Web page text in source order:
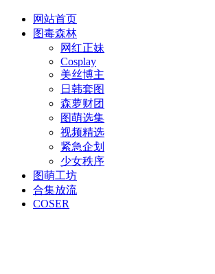
网站首页
图毒森林
网红正妹
Cosplay
美丝博主
日韩套图
森萝财团
图萌选集
视频精选
紧急企划
少女秩序
图萌工坊
合集放流
COSER